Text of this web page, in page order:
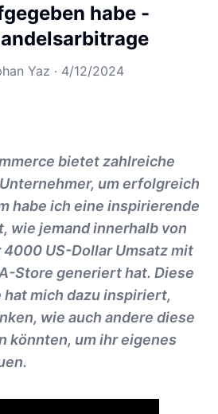
habe -
Yaz · 4/12/2024
bietet zahlreiche
um erfolgreich
habe ich eine inspirierende
wie jemand innerhalb von
4000 US-Dollar Umsatz mit
Store generiert hat. Diese
mich dazu inspiriert,
wie auch andere diese
könnten, um ihr eigenes